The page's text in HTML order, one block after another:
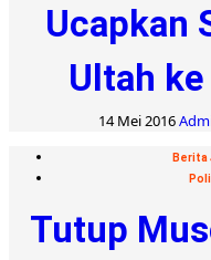
Ucapkan
Ultah ke
14 Mei 2016
Berita
Tutup